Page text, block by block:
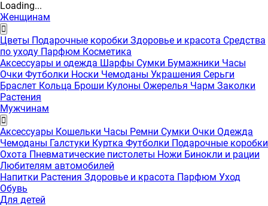
Loading...
Женщинам
Цветы Подарочные коробки Здоровье и красота Средства
по уходу Парфюм Косметика
Аксессуары и одежда Шарфы Сумки Бумажники Часы
Очки Футболки Носки Чемоданы Украшения Серьги
Браслет Кольца Броши Кулоны Ожерелья Чарм Заколки
Растения
Мужчинам
Аксессуары Кошельки Часы Ремни Сумки Очки Одежда
Чемоданы Галстуки Куртка Футболки Подарочные коробки
Охота Пневматические пистолеты Ножи Бинокли и рации
Любителям автомобилей
Напитки Растения Здоровье и красота Парфюм Уход
Обувь
Для детей